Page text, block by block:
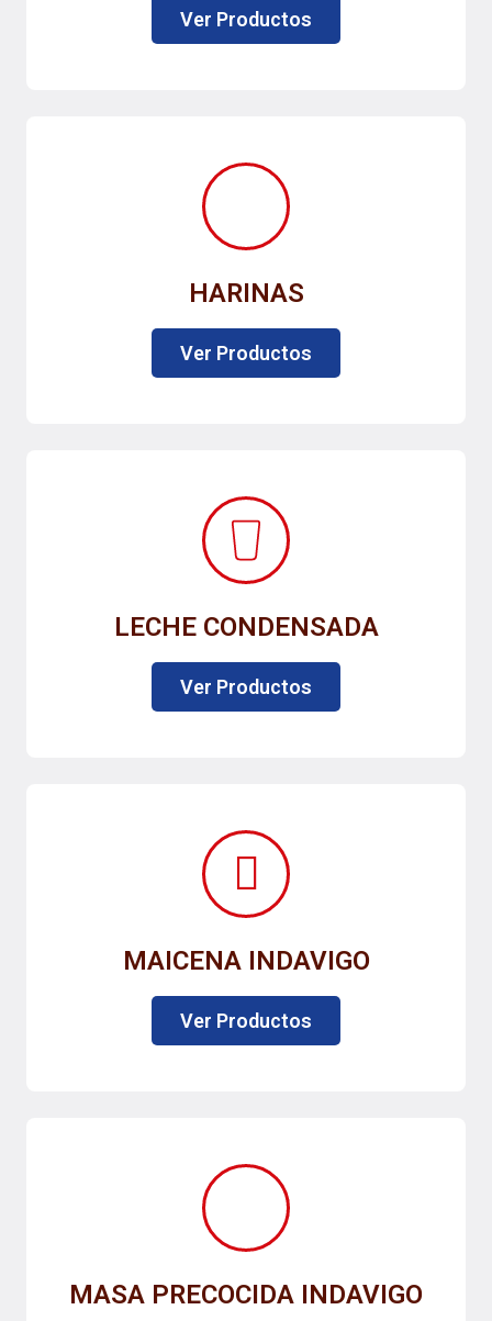
Ver Productos
HARINAS
Ver Productos
LECHE CONDENSADA
Ver Productos
MAICENA INDAVIGO
Ver Productos
MASA PRECOCIDA INDAVIGO